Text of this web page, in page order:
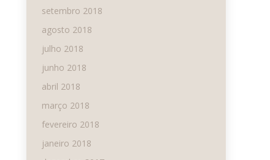
setembro 2018
agosto 2018
julho 2018
junho 2018
abril 2018
março 2018
fevereiro 2018
janeiro 2018